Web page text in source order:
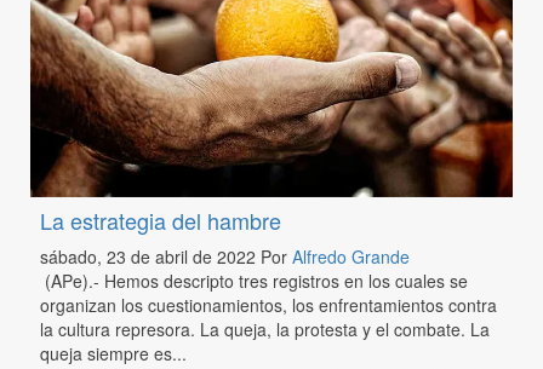
La estrategia del hambre
sábado, 23 de abril de 2022 Por Alfredo Grande
(APe).- Hemos descripto tres registros en los cuales se
organizan los cuestionamientos, los enfrentamientos contra
la cultura represora. La queja, la protesta y el combate. La
queja siempre es...